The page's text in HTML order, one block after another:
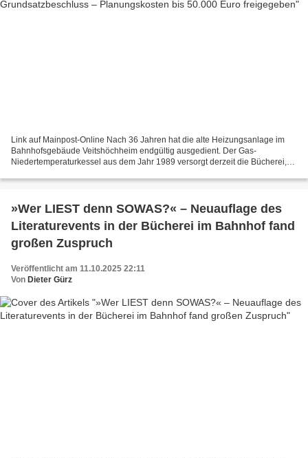
Link auf Mainpost-Online Nach 36 Jahren hat die alte Heizungsanlage im
Bahnhofsgebäude Veitshöchheim endgültig ausgedient. Der Gas-
Niedertemperaturkessel aus dem Jahr 1989 versorgt derzeit die Bücherei,
»Wer LIEST denn SOWAS?« – Neuauflage des
Literaturevents in der Bücherei im Bahnhof fand
großen Zuspruch
Veröffentlicht am 11.10.2025 22:11
Von Dieter Gürz